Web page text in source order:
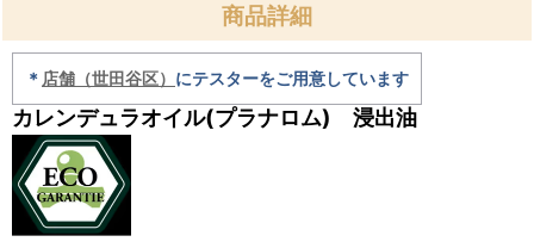
商品詳細
＊ 店舗（世田谷区） にテスターをご用意しています
カレンデュラオイル(プラナロム) 浸出油